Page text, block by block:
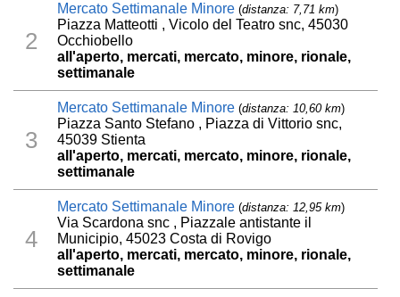
2
Mercato Settimanale Minore (distanza: 7,71 km)
Piazza Matteotti , Vicolo del Teatro snc, 45030
Occhiobello
all'aperto, mercati, mercato, minore, rionale,
settimanale
3
Mercato Settimanale Minore (distanza: 10,60 km)
Piazza Santo Stefano , Piazza di Vittorio snc,
45039 Stienta
all'aperto, mercati, mercato, minore, rionale,
settimanale
4
Mercato Settimanale Minore (distanza: 12,95 km)
Via Scardona snc , Piazzale antistante il
Municipio, 45023 Costa di Rovigo
all'aperto, mercati, mercato, minore, rionale,
settimanale